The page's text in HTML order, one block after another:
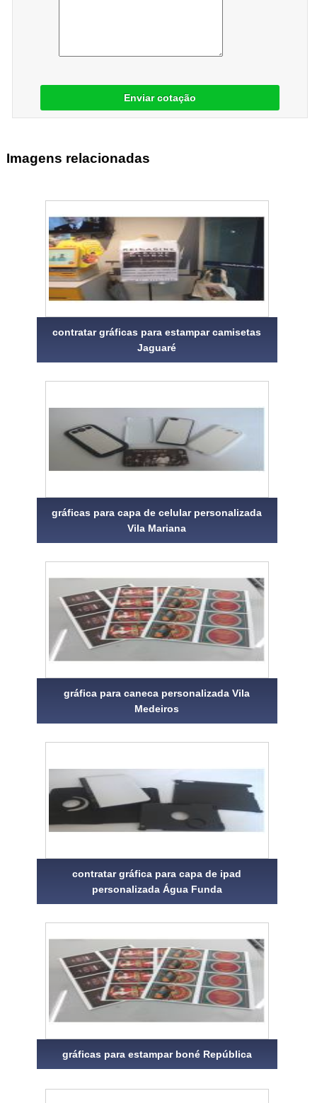
Enviar cotação
Imagens relacionadas
contratar gráficas para estampar camisetas
Jaguaré
gráficas para capa de celular personalizada
Vila Mariana
gráfica para caneca personalizada Vila
Medeiros
contratar gráfica para capa de ipad
personalizada Água Funda
gráficas para estampar boné República